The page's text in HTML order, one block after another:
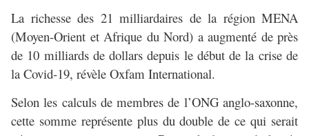
La richesse des 21 milliardaires de la région MENA
(Moyen-Orient et Afrique du Nord) a augmenté de près
de 10 milliards de dollars depuis le début de la crise de
la Covid-19, révèle Oxfam International.
Selon les calculs de membres de l’ONG anglo-saxonne,
cette somme représente plus du double de ce qui serait